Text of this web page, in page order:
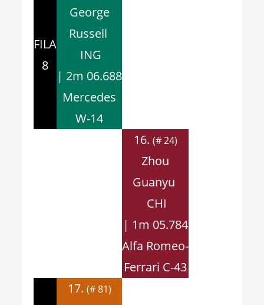
FILA
8
George
Russell
ING
| 2m 06.688
Mercedes
W-14
16. (# 24)
Zhou
Guanyu
CHI
| 1m 05.784
Alfa Romeo-
Ferrari C-43
17. (# 81)